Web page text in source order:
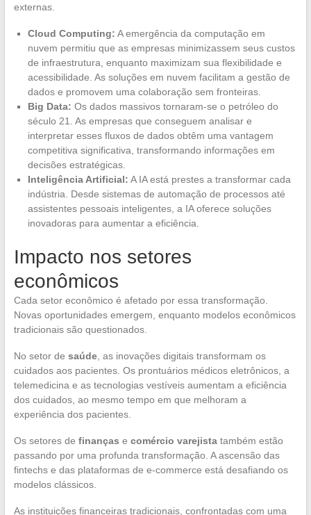
externas.
Cloud Computing: A emergência da computação em
nuvem permitiu que as empresas minimizassem seus custos
de infraestrutura, enquanto maximizam sua flexibilidade e
acessibilidade. As soluções em nuvem facilitam a gestão de
dados e promovem uma colaboração sem fronteiras.
Big Data: Os dados massivos tornaram-se o petróleo do
século 21. As empresas que conseguem analisar e
interpretar esses fluxos de dados obtêm uma vantagem
competitiva significativa, transformando informações em
decisões estratégicas.
Inteligência Artificial: A IA está prestes a transformar cada
indústria. Desde sistemas de automação de processos até
assistentes pessoais inteligentes, a IA oferece soluções
inovadoras para aumentar a eficiência.
Impacto nos setores
econômicos
Cada setor econômico é afetado por essa transformação.
Novas oportunidades emergem, enquanto modelos econômicos
tradicionais são questionados.
No setor de saúde, as inovações digitais transformam os
cuidados aos pacientes. Os prontuários médicos eletrônicos, a
telemedicina e as tecnologias vestíveis aumentam a eficiência
dos cuidados, ao mesmo tempo em que melhoram a
experiência dos pacientes.
Os setores de finanças e comércio varejistatambém estão
passando por uma profunda transformação. A ascensão das
fintechs e das plataformas de e-commerce está desafiando os
modelos clássicos.
As instituições financeiras tradicionais, confrontadas com uma